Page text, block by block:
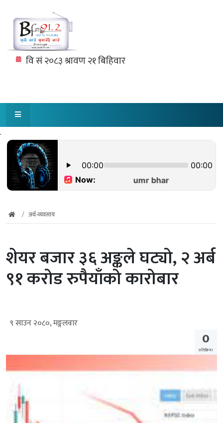
.
अर्थ-व्यवसाय
शेयर बजार ३६ अङ्कले घट्यो, २ अर्ब
९१ करोड रुपैयाँको कारोबार
९ साउन २०८०, मङ्गलवार
0
प्रतिक्रिया